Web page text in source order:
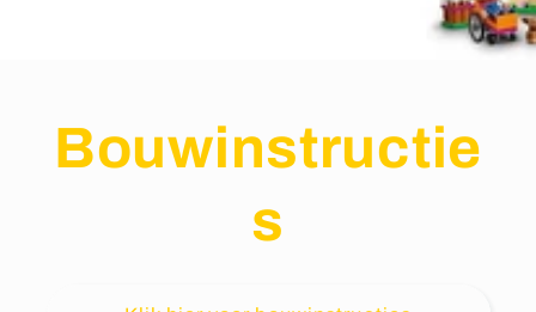
Bouwinstructie
s